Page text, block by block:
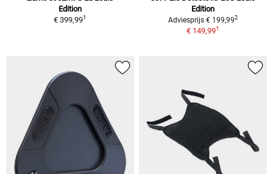
Edition
€ 399,991
Edition
Adviesprijs € 199,992
€ 149,991